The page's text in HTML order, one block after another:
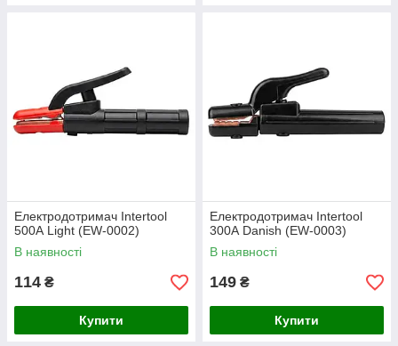
Електродотримач Intertool
500А Light (EW-0002)
В наявності
114 ₴
Купити
Електродотримач Intertool
300А Danish (EW-0003)
В наявності
149 ₴
Купити